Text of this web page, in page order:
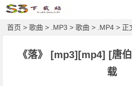
首页 >歌曲 > .MP3 >歌曲 > .MP4 > 正
《落》 [mp3][mp4] [唐
载